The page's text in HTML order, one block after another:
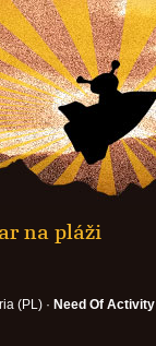
na pláži
(PL) · Need Of Activity